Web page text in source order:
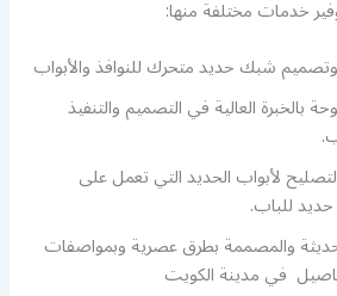
خدمات مختلفة منها:
شبك حديد متحرك للنوافذ والأبواب
بالخبرة العالية في التصميم والتنفيذ
لأبواب الحديد التي تعمل على
حديد للباب.
والمصممة بطرق عصرية وبمواصفات
في مدينة الكويت